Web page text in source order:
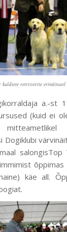
kuldsete retriiverite erinäitusel
a.-st
(kuid ei
Dogiklubi
õppimas
käe all.